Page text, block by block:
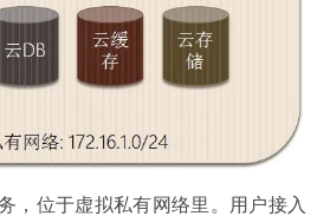
，位于虚拟私有网络里。用户接入